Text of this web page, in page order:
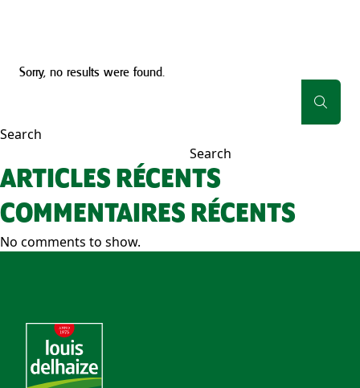
Sorry, no results were found.
Search
Search
ARTICLES RÉCENTS
COMMENTAIRES RÉCENTS
No comments to show.